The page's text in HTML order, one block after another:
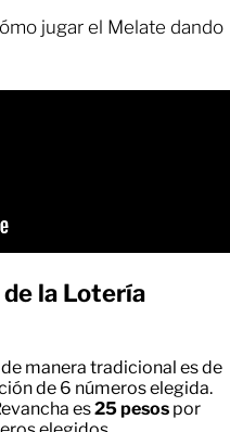
jugar el Melate dando
la Lotería
manera tradicional es de
de 6 números elegida.
es25 pesos por